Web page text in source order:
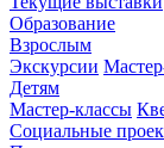
Образование
Взрослым
Экскурсии
Детям
Мастер-классы
Социальные